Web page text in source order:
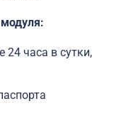
часа в сутки,